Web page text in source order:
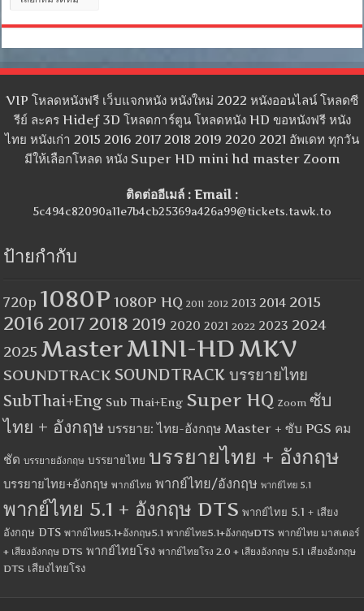
หมู่
VIP โหลดหนังฟรี เว็บแจกหนัง หนังใหม่ 2022 หนังออนไลน์ โหลดซี
รีย์ ละคร Hidef 3D โหลดการ์ตูน โหลดหนัง HD ขอหนังฟรี หนัง
ไทย หนังเก่า 2015 2016 2017 2018 2019 2020 2021 อัพเดท ทุกวัน
มีให้เลือกโหลด หนัง Super HD mini hd master Zoom
ติดต่ออีเมล์ : Email :
5c494c82090a11e7b4cb25369a426a99@tickets.tawk.to
ป้ายกำกับ
720p 1080P 1080P HQ 2011 2012 2013 2014 2015
2016 2017 2018 2019 2020 2021 2022 2023 2024
2025 MasterMINI-HDMKV
SOUNDTRACK SOUNDTRACK บรรยายไทย
SubThai+Eng Sub Thai+Eng Super HQ Zoom ซับ
ไทย + อังกฤษ บรรยาย: ไทย-อังกฤษ Master + ซับ PGS คม
ชัด บรรยายอังกฤษ บรรยายไทย บรรยายไทย + อังกฤษ
บรรยายไทย+อังกฤษ พากย์ไทย พากย์ไทย/อังกฤษ พากย์ไทย 5.1
พากย์ไทย 5.1 + อังกฤษ DTS พากย์ไทย 5.1 + เสียง
อังกฤษ DTS พากย์ไทย5.1+อังกฤษ5.1 พากย์ไทย5.1+อังกฤษDTS พากย์ไทย มาสเตอร์
+ เสียงอังกฤษ DTS พากย์ไทยโรง พากย์ไทยโรง 2.0 + เสียงอังกฤษ 5.1 เสียงอังกฤษ
DTS เสียงไทยโรง